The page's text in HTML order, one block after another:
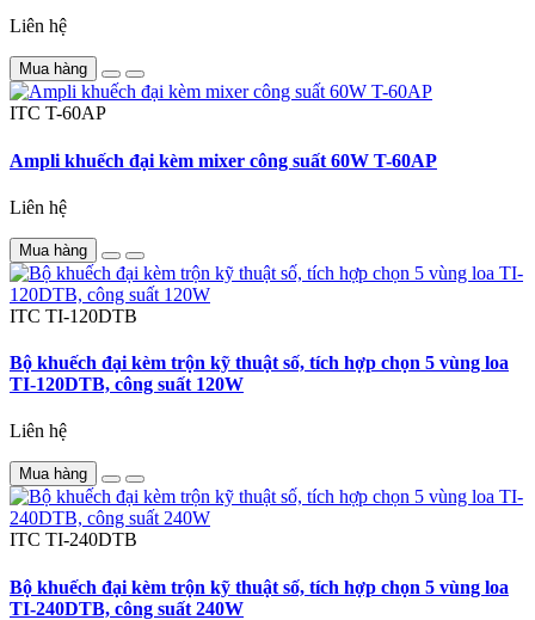
Liên hệ
Mua hàng
ITC T-60AP
Ampli khuếch đại kèm mixer công suất 60W T-60AP
Liên hệ
Mua hàng
ITC TI-120DTB
Bộ khuếch đại kèm trộn kỹ thuật số, tích hợp chọn 5 vùng loa
TI-120DTB, công suất 120W
Liên hệ
Mua hàng
ITC TI-240DTB
Bộ khuếch đại kèm trộn kỹ thuật số, tích hợp chọn 5 vùng loa
TI-240DTB, công suất 240W